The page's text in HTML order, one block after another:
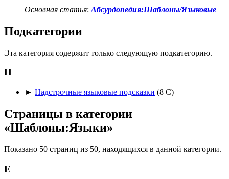
Основная статья: Абсурдопедия:Шаблоны/Языковые
Подкатегории
Эта категория содержит только следующую подкатегорию.
Н
► Надстрочные языковые подсказки (8 С)
Страницы в категории
«Шаблоны:Языки»
Показано 50 страниц из 50, находящихся в данной категории.
E